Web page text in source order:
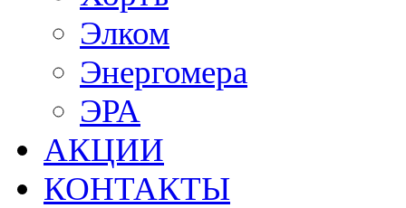
Элком
Энергомера
ЭРА
АКЦИИ
КОНТАКТЫ